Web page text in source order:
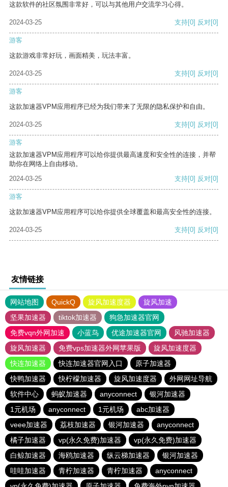
这款软件的社区氛围非常好，可以与其他用户交流学习心得。
2024-03-25 支持[0] 反对[0]
游客
这款游戏非常好玩，画面精美，玩法丰富。
2024-03-25 支持[0] 反对[0]
游客
这款加速器VPM应用程序已经为我们带来了无限的隐私保护和自由。
2024-03-25 支持[0] 反对[0]
游客
这款加速器VPM应用程序可以给你提供最高速度和安全性的连接，并帮
助你在网络上自由移动。
2024-03-25
支持[0] 反对[0]
游客
这款加速器VPM应用程序可以给你提供全球覆盖和最高安全性的连接。
2024-03-25 支持[0] 反对[0]
友情链接
网站地图 QuickQ 旋风加速度器
旋风加速
坚果加速器
tiktok加速器
狗急加速器官网
免费vqn外网加速
小蓝鸟 优途加速器官网
风驰加速器
旋风加速器
免费vps加速器外网苹果版
旋风加速度器
快连加速器
快连加速器官网入口
原子加速器
快鸭加速器
快柠檬加速器 旋风加速度器
外网网址导航
软件中心
蚂蚁加速器 anyconnect
银河加速器
1元机场
anyconnect 1元机场
abc加速器
veee加速器
荔枝加速器 银河加速器
anyconnect
橘子加速器
vp(永久免费)加速器
vp(永久免费)加速器
白鲸加速器
海鸥加速器 纵云梯加速器
银河加速器
哇哇加速器
青柠加速器 青柠加速器
anyconnect